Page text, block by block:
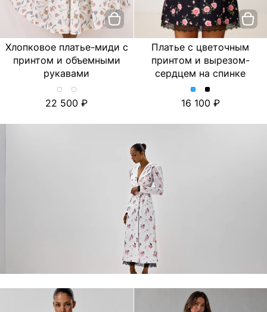
Хлопковое платье-миди с
принтом и объемными
рукавами
Хлопковое
платье-
с
Хлопковое
платье-
с
22 500
Платье с цветочным
принтом и вырезом-
сердцем на спинке
Платье
с
принтом
Платье
с
принтом
16 100